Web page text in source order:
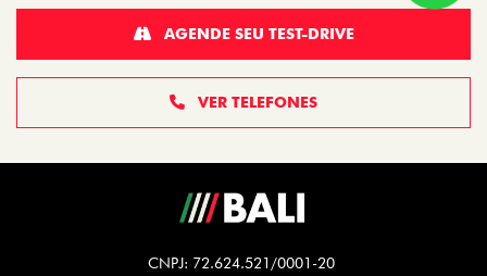
VER TELEFONES
AGENDE SEU TEST-DRIVE
CNPJ: 72.624.521/0001-20